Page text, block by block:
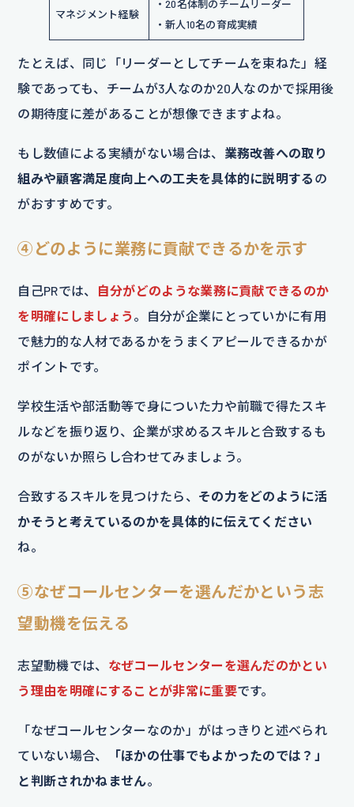
マネジメント経験
・20名体制のチームリーダー
・新人10名の育成実績
たとえば、同じ「リーダーとしてチームを束ねた」経
験であっても、チームが3人なのか20人なのかで採用後
の期待度に差があることが想像できますよね。
もし数値による実績がない場合は、 業務改善への取り
組みや顧客満足度向上への工夫を具体的に説明する の
がおすすめです。
④どのように業務に貢献できるかを示す
自己PRでは、
自分がどのような業務に貢献できるのか
を明確にしましょう 。自分が企業にとっていかに有用
で魅力的な人材であるかをうまくアピールできるかが
ポイントです。
学校生活や部活動等で身についた力や前職で得たスキ
ルなどを振り返り、企業が求めるスキルと合致するも
のがないか照らし合わせてみましょう。
合致するスキルを見つけたら、 その力をどのように活
かそうと考えているのかを具体的に伝えてください
ね。
⑤なぜコールセンターを選んだかという志
望動機を伝える
志望動機では、 なぜコールセンターを選んだのかとい
う理由を明確にすることが非常に重要です。
「なぜコールセンターなのか」がはっきりと述べられ
ていない場合、
「ほかの仕事でもよかったのでは？」
と判断されかねません。